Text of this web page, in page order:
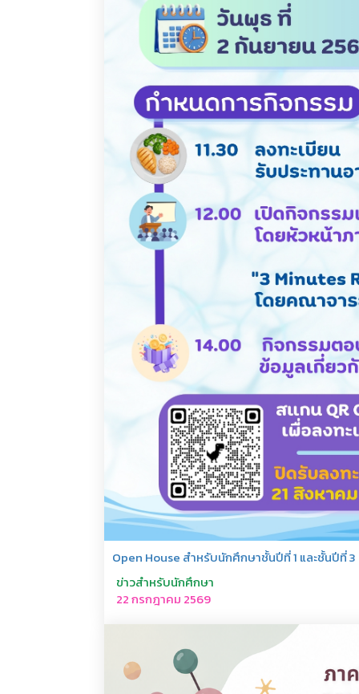
Open House สำหรับนักศึกษาชั้นปีที่ 1 และชั้นปีที่ 3
ข่าวสำหรับนักศึกษา
22 กรกฎาคม 2569